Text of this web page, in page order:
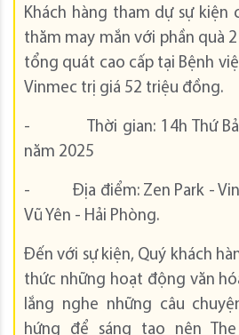
Khách hàng tham dự sự kiện
thăm may mắn với phần quà
tổng quát cao cấp tại Bệnh
Vinmec trị giá 52 triệu đồng.
- Thời gian: 14h Thứ
năm 2025
- Địa điểm: Zen Park -
Vũ Yên - Hải Phòng.
Đến với sự kiện, Quý khách
thức những hoạt động văn
lắng nghe những câu
hứng để sáng tạo nên